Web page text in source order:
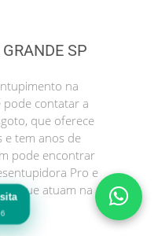
SP
na
pode contatar a
que oferece
tem anos de
pode encontrar
Pro e
que atuam na
Paulo! Precisa de